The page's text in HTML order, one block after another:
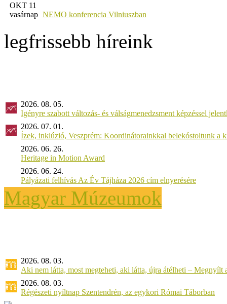
OKT 11
vasárnap NEMO konferencia Vilniuszban
legfrissebb híreink
2026. 08. 05.
Igényre szabott változás- és válságmenedzsment képzéssel
2026. 07. 01.
Ízek, inklúzió, Veszprém: Koordinátorainkkal belekóstoltunk a
2026. 06. 26.
Heritage in Motion Award
2026. 06. 24.
Pályázati felhívás Az Év Tájháza 2026 cím elnyerésére
Magyar Múzeumok
2026. 08. 03.
Aki nem látta, most megteheti, aki látta, újra átélheti –
2026. 08. 03.
Régészeti nyíltnap Szentendrén, az egykori Római Táborban